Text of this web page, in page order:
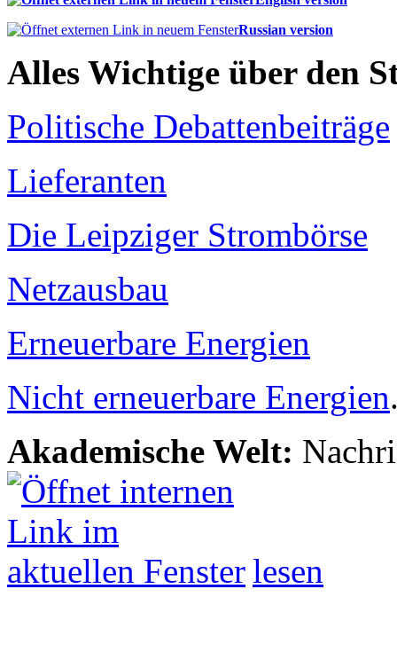
Russian version
Alles Wichtige über den
Politische Debattenbeiträge
Lieferanten
Die Leipziger Strombörse
Netzausbau
Erneuerbare Energien
Nicht erneuerbare Energien
Akademische Welt:
lesen